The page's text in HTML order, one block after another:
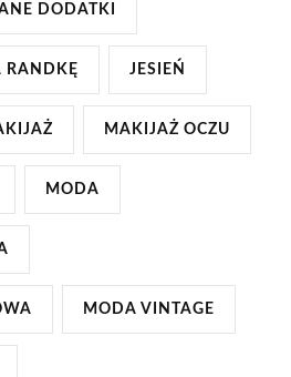
DODATKI
RANDKĘ JESIEŃ
MAKIJAŻ OCZU
MODA
MODA VINTAGE